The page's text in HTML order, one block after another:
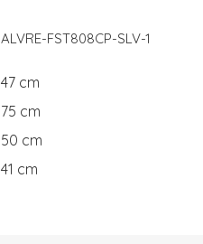
ALVRE-FST808CP-SLV-1
47 cm
75 cm
50 cm
41 cm